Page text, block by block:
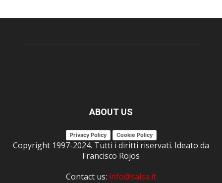
ABOUT US
Privacy Policy Cookie Policy
Copyright 1997-2024. Tutti i diritti riservati. Ideato da
Francisco Rojos
Contact us: info@salsa.it